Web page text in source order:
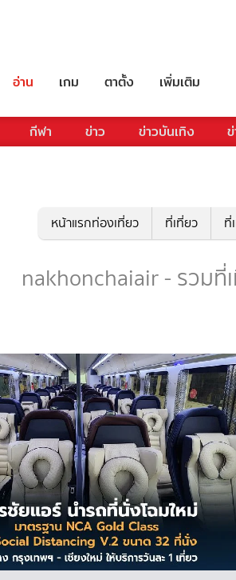
อ่าน เกม ตาตั้ง เพิ่มเติม
กีฬา ข่าว ข่าวบันเทิง
หน้าแรกท่องเที่ยว ที่เที่ยว ที่
nakhonchaiair - รวม